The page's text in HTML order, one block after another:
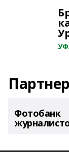
Фотобанк